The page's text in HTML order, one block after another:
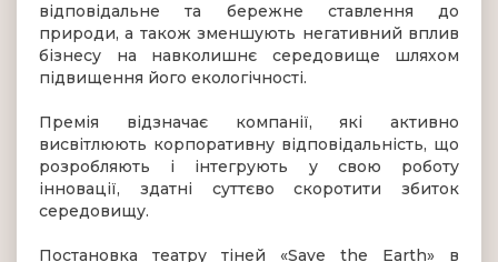
відповідальне та бережне ставлення до
природи, а також зменшують негативний вплив
бізнесу на навколишнє середовище шляхом
підвищення його екологічності.
Премія відзначає компанії, які активно
висвітлюють корпоративну відповідальність, що
розробляють і інтегрують у свою роботу
інновації, здатні суттєво скоротити збиток
середовищу.
Постановка театру тіней «Save the Earth» в